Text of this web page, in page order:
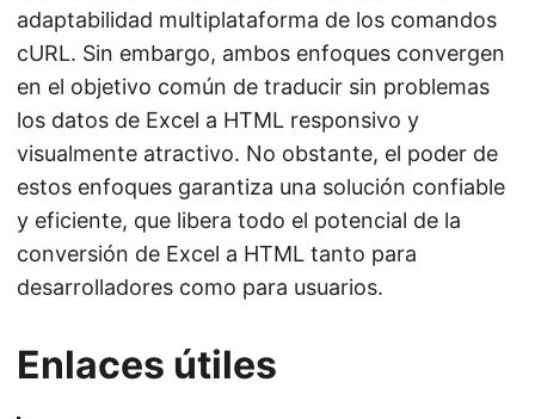
adaptabilidad multiplataforma de los comandos
cURL. Sin embargo, ambos enfoques convergen
en el objetivo común de traducir sin problemas
los datos de Excel a HTML responsivo y
visualmente atractivo. No obstante, el poder de
estos enfoques garantiza una solución confiable
y eficiente, que libera todo el potencial de la
conversión de Excel a HTML tanto para
desarrolladores como para usuarios.
Enlaces útiles